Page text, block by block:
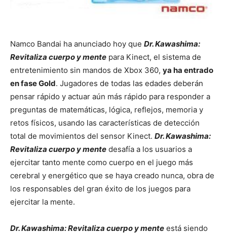
Namco Bandai ha anunciado hoy que Dr. Kawashima:
Revitaliza cuerpo y mente para Kinect, el sistema de
entretenimiento sin mandos de Xbox 360, ya ha entrado
en fase Gold. Jugadores de todas las edades deberán
pensar rápido y actuar aún más rápido para responder a
preguntas de matemáticas, lógica, reflejos, memoria y
retos físicos, usando las características de detección
total de movimientos del sensor Kinect. Dr. Kawashima:
Revitaliza cuerpo y mente desafía a los usuarios a
ejercitar tanto mente como cuerpo en el juego más
cerebral y energético que se haya creado nunca, obra de
los responsables del gran éxito de los juegos para
ejercitar la mente.
Dr. Kawashima:Revitaliza cuerpo y mente está siendo